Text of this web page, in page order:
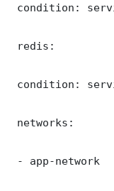
condition:
redis:
condition:
networks:
- app-network